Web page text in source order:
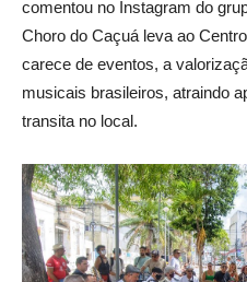
comentou no Instagram do
Choro do Caçuá leva ao
carece de eventos, a
musicais brasileiros, atraindo
transita no local.